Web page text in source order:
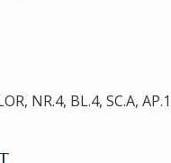
NR.4, BL.4, SC.A,